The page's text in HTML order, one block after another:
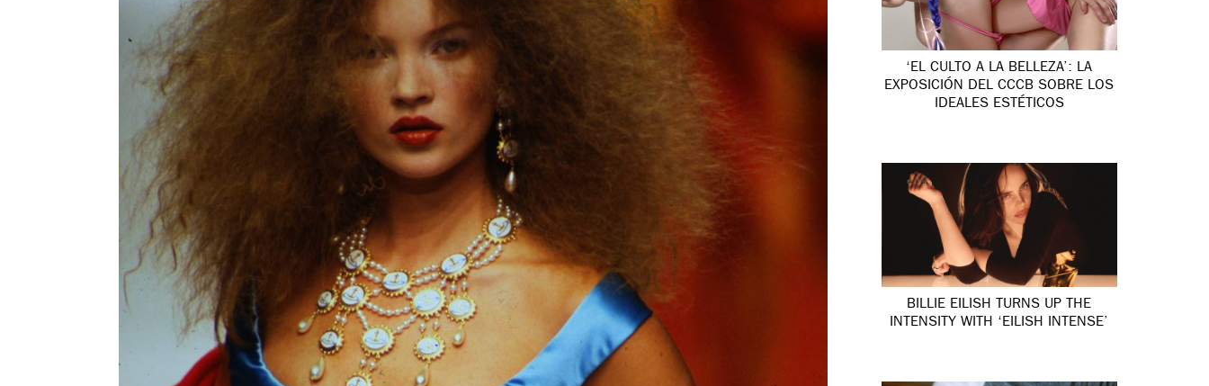
‘EL CULTO A LA BELLEZA’: LA
EXPOSICIÓN DEL CCCB SOBRE LOS
IDEALES ESTÉTICOS
BILLIE EILISH TURNS UP THE
INTENSITY WITH ‘EILISH INTENSE’